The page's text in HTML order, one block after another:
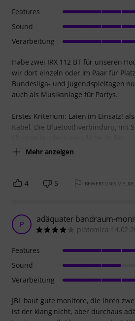
Habe zwei IRX 112 BT für unseren
wir dort einzeln oder im Paar für
Bundesliga- und Jugendspieltagen
auch als Musikanlage für Partys.
Erstes Kriterium: Laien im Einsatz!
Kabel. Die Bluetoothverbindung mit
Mehr anzeigen
Features
Sound
Verarbeitung
4 5 BEWERTUNG
P adäquater bandraum-
platomica
JBL baut gute monitore, die ihren
ist der klang nicht, aber durchaus
Features
Sound
Verarbeitung